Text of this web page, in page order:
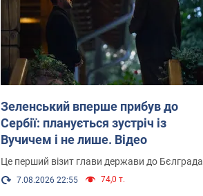
Зеленський вперше прибув до
Сербії: планується зустріч із
Вучичем і не лише. Відео
Це перший візит глави держави до Бєлграда
7.08.2026 22:55 74,0 т.